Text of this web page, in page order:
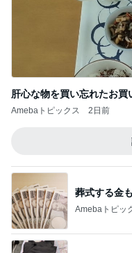
肝心な物を買い忘れたお買
Amebaトピックス 2日前
葬式する金
Amebaトピッ